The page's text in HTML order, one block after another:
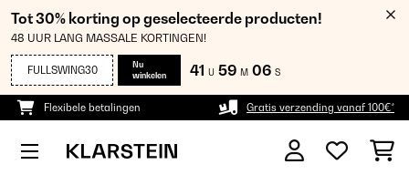
Tot 30% korting op geselecteerde producten!
48 UUR LANG MASSALE KORTINGEN!
FULLSWING30
Nu
winkelen
41 U 59 M 06 S
Flexibele betalingen Gratis verzending vanaf 100€*